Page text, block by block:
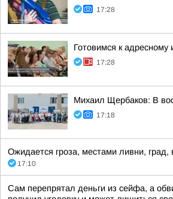
17:28
Готовимся к
17:28
Михаил Щербаков: В
17:18
Ожидается гроза, местами ливни,
17:10
Сам перепрятал деньги из сейфа, а